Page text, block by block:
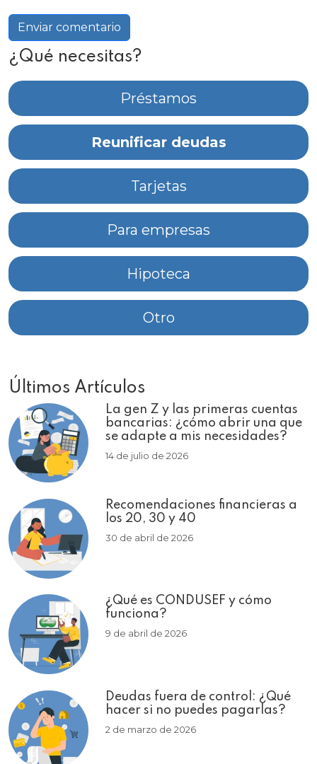
Enviar comentario
¿Qué necesitas?
Préstamos
Reunificar deudas
Tarjetas
Para empresas
Hipoteca
Otro
Últimos Artículos
La gen Z y las primeras cuentas
bancarias: ¿cómo abrir una que
se adapte a mis necesidades?
14 de julio de 2026
Recomendaciones financieras a
los 20, 30 y 40
30 de abril de 2026
¿Qué es CONDUSEF y cómo
funciona?
9 de abril de 2026
Deudas fuera de control: ¿Qué
hacer si no puedes pagarlas?
2 de marzo de 2026